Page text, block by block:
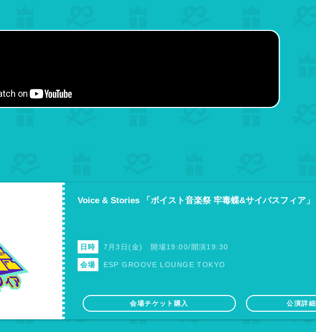
Voice & Stories 「ボイスト音楽祭 牢毒蝶&サイバスフィア」
日時 7月3日(金) 開場19:00/開演19:30
会場 ESP GROOVE LOUNGE TOKYO
会場チケット購入 公演詳細